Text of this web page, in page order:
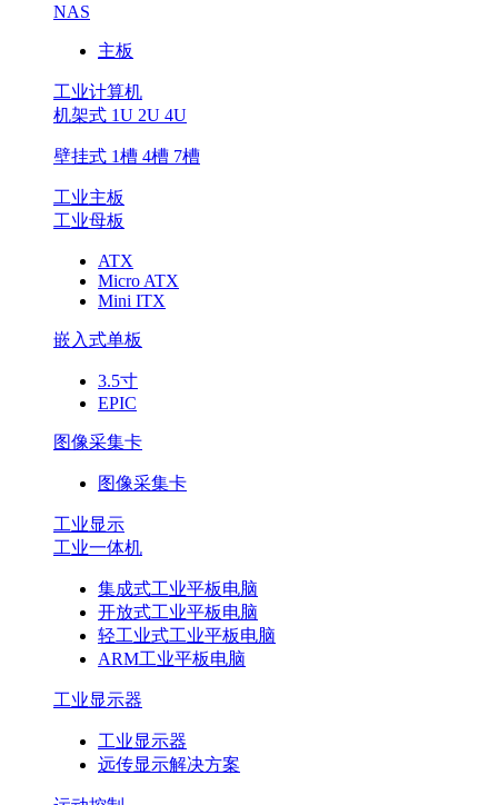
NAS
主板
工业计算机
机架式 1U 2U 4U
壁挂式 1槽 4槽 7槽
工业主板
工业母板
ATX
Micro ATX
Mini ITX
嵌入式单板
3.5寸
EPIC
图像采集卡
图像采集卡
工业显示
工业一体机
集成式工业平板电脑
开放式工业平板电脑
轻工业式工业平板电脑
ARM工业平板电脑
工业显示器
工业显示器
远传显示解决方案